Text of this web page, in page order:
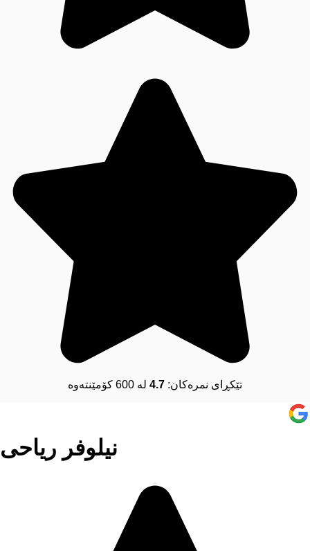
تێکڕای نمرەکان:4.7 لە 600 کۆمێنتەوە
نیلوفر ریاحی